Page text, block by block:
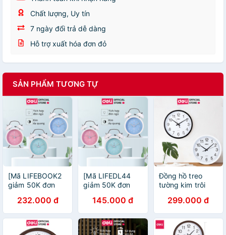
Chất lượng, Uy tín
7 ngày đổi trả dễ dàng
Hỗ trợ xuất hóa đơn đỏ
SẢN PHẨM TƯƠNG TỰ
[Mã LIFEBOOK2
giảm 50K đơn
báo thức Deli -
Xanh
dương/Xanh lá/
Hồng - 8802
232.000 đ
[Mã LIFEDL44
giảm 50K đơn
báo thức Deli -
Xanh
dương/Xanh lá/
Hồng - 8802
145.000 đ
Đồng hồ treo
tường kim trôi
Deli - Bảo hành
12 tháng, mua
kèm móc treo giá
shock - 9005
299.000 đ